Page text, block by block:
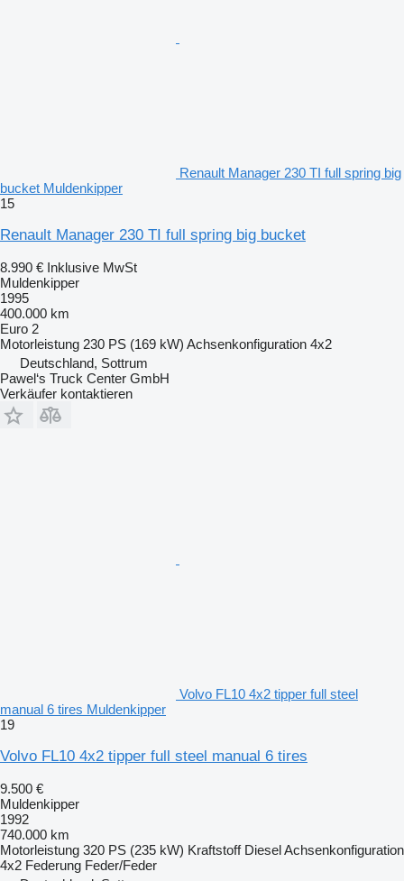
Renault Manager 230 TI full spring big
bucket Muldenkipper
15
Renault Manager 230 TI full spring big bucket
8.990 € Inklusive MwSt
Muldenkipper
1995
400.000 km
Euro 2
Motorleistung 230 PS (169 kW) Achsenkonfiguration 4x2
Deutschland, Sottrum
Pawel‘s Truck Center GmbH
Verkäufer kontaktieren
Volvo FL10 4x2 tipper full steel
manual 6 tires Muldenkipper
19
Volvo FL10 4x2 tipper full steel manual 6 tires
9.500 €
Muldenkipper
1992
740.000 km
Motorleistung 320 PS (235 kW) Kraftstoff DieselAchsenkonfiguration
4x2 Federung Feder/Feder